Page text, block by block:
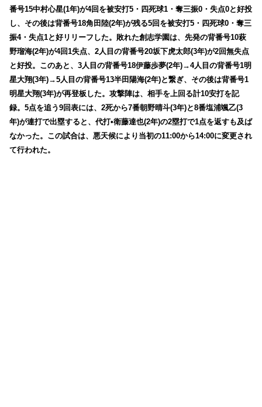
番号15中村心星(1年)が4回を被安打5・四死球1・奪三振0・失点0と好投
し、その後は背番号18角田陸(2年)が残る5回を被安打5・四死球0・奪三
振4・失点1と好リリーフした。敗れた創志学園は、先発の背番号10萩
野瑠海(2年)が4回1失点、2人目の背番号20坂下虎太郎(3年)が2回無失点
と好投。このあと、3人目の背番号18伊藤歩夢(2年)→4人目の背番号1明
星大翔(3年)→5人目の背番号13半田陽海(2年)と繋ぎ、その後は背番号1
明星大翔(3年)が再登板した。攻撃陣は、相手を上回る計10安打を記
録。5点を追う9回表には、2死から7番朝野晴斗(3年)と8番塩浦颯乙(3
年)が連打で出塁すると、代打•衛藤達也(2年)の2塁打で1点を返すも及ば
なかった。この試合は、悪天候により当初の11:00から14:00に変更され
て行われた。